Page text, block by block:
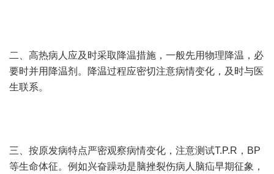
二、高热病人应及时采取降温措施，一般先用物理降温，必
要时并用降温剂。降温过程应密切注意病情变化，及时与医
生联系。
三、按原发病特点严密观察病情变化，注意测试T.P.R，BP
等生命体征。例如兴奋躁动是脑挫裂伤病人脑疝早期征象，